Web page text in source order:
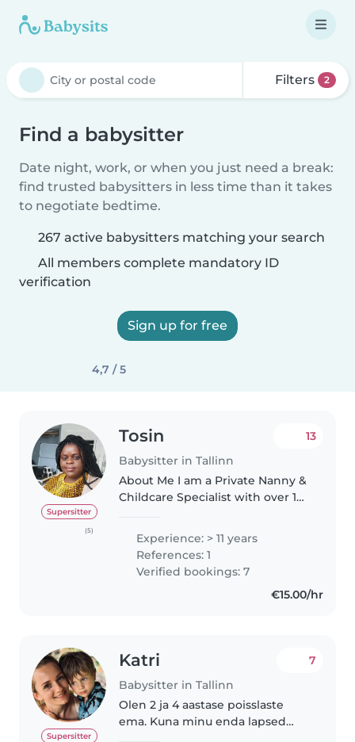
Filters 2
Find a babysitter
Date night, work, or when you just need a break:
find trusted babysitters in less time than it takes
to negotiate bedtime.
267 active babysitters matching your search
All members complete mandatory ID
verification
Sign up for free
4,7 / 5
Supersitter
(5)
Tosin
Babysitter in Tallinn
13
About Me I am a Private Nanny &
Childcare Specialist with over 15
personalized, high-quality care
for infants, toddlers, and
preschoolers. My Expertise..
Experience: > 11 years
References: 1
Verified bookings: 7
€15.00/hr
Supersitter
Katri
Babysitter in Tallinn
7
Olen 2 ja 4 aastase poisslaste
ema. Kuna minu enda lapsed